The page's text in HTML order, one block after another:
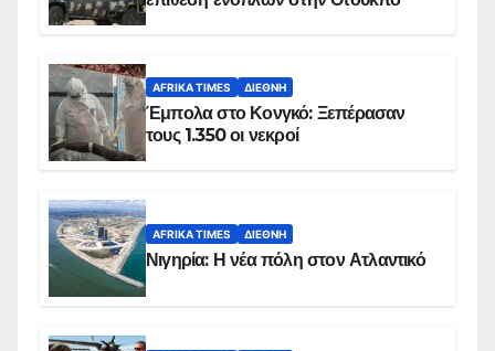
AFRIKA TIMES ΔΙΕΘΝΉ
Έμπολα στο Κονγκό: Ξεπέρασαν
τους 1.350 οι νεκροί
AFRIKA TIMES ΔΙΕΘΝΉ
Νιγηρία: Η νέα πόλη στον Ατλαντικό